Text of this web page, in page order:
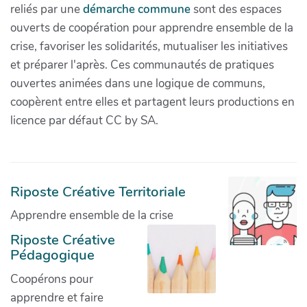
reliés par unedémarche communesont des espaces
ouverts de coopération pour apprendre ensemble de la
crise, favoriser les solidarités, mutualiser les initiatives
et préparer l'après. Ces communautés de pratiques
ouvertes animées dans une logique de communs,
coopèrent entre elles et partagent leurs productions en
licence par défaut CC by SA.
Riposte Créative Territoriale
Apprendre ensemble de la crise
Riposte Créative
Pédagogique
Coopérons pour
apprendre et faire